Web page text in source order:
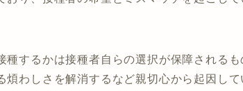
種するかは接種者自らの選択が保障される
煩わしさを解消するなど親切心から起因し